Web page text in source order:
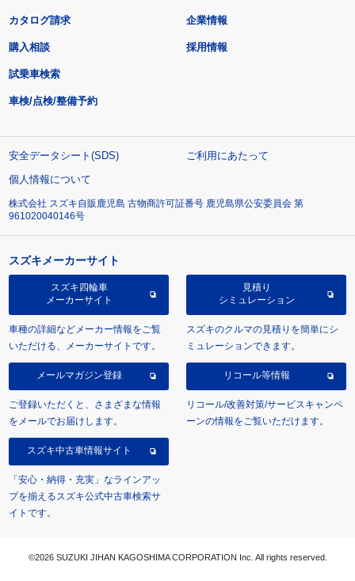
カタログ請求
購入相談
試乗車検索
車検/点検/整備予約
企業情報
採用情報
安全データシート(SDS)
ご利用にあたって
個人情報について
株式会社 スズキ自販鹿児島 古物商許可証番号 鹿児島県公安委員会 第
961020040146号
スズキメーカーサイト
スズキ四輪車
メーカーサイト
車種の詳細などメーカー情報をご覧
いただける、メーカーサイトです。
見積り
シミュレーション
スズキのクルマの見積りを簡単にシ
ミュレーションできます。
メールマガジン登録
ご登録いただくと、さまざまな情報
をメールでお届けします。
リコール等情報
リコール/改善対策/サービスキャンペ
ーンの情報をご覧いただけます。
スズキ中古車情報サイト
「安心・納得・充実」なラインアッ
プを揃えるスズキ公式中古車検索サ
イトです。
©2026 SUZUKI JIHAN KAGOSHIMA CORPORATION Inc. All rights reserved.